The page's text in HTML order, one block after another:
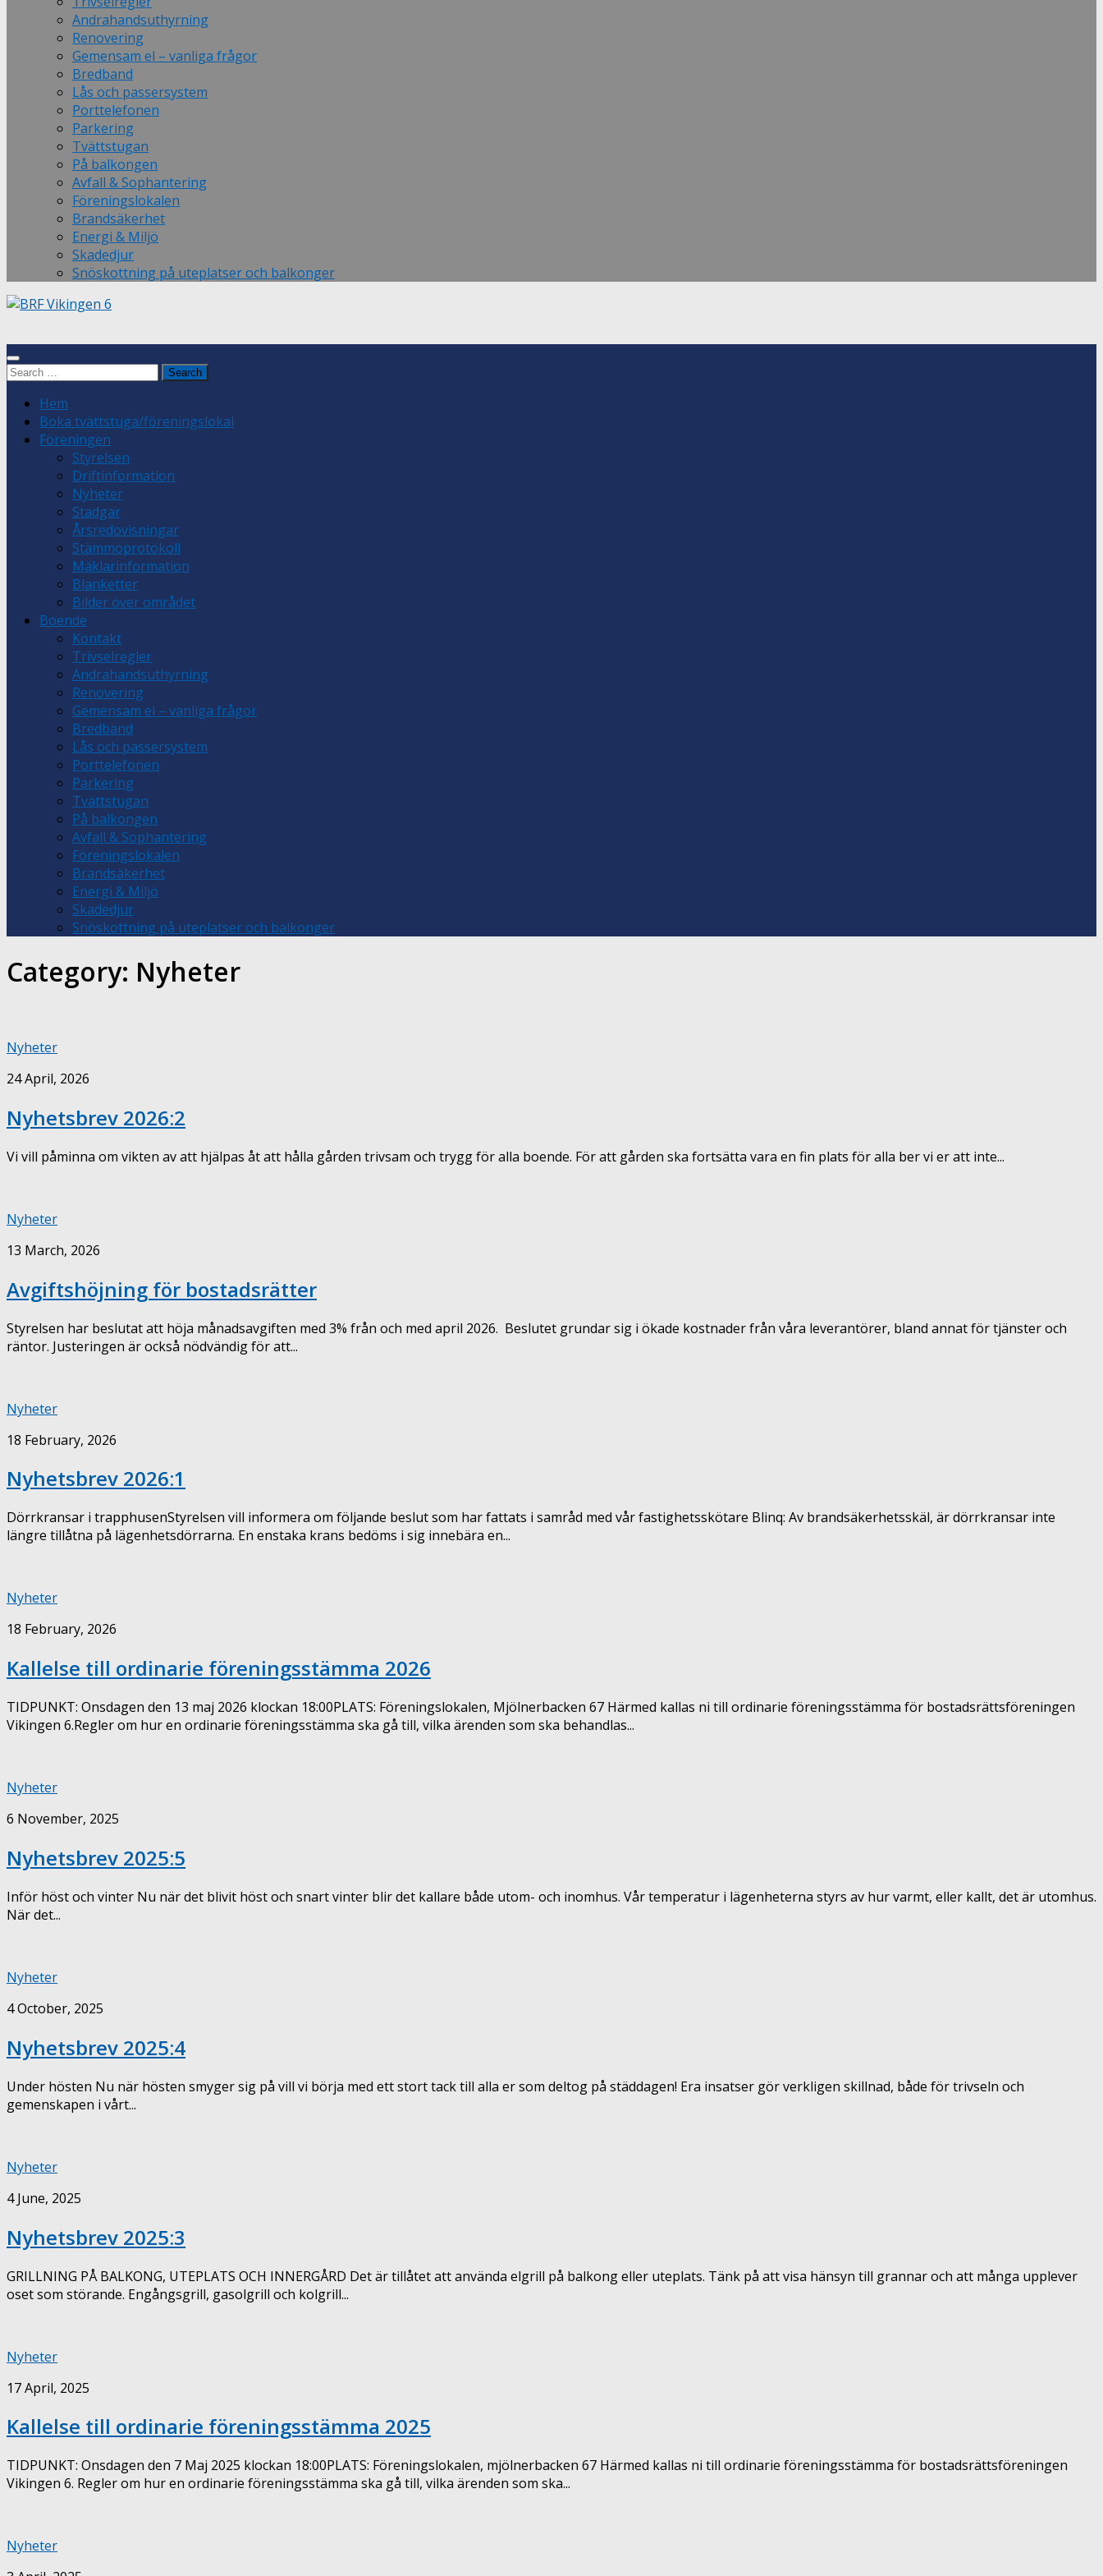
Andrahandsuthyrning
Renovering
Gemensam el – vanliga frågor
Bredband
Lås och passersystem
Porttelefonen
Parkering
Tvättstugan
På balkongen
Avfall & Sophantering
Föreningslokalen
Brandsäkerhet
Energi & Miljö
Skadedjur
Snöskottning på uteplatser och balkonger
Search
Hem
Boka tvättstuga/föreningslokal
Föreningen
Styrelsen
Driftinformation
Nyheter
Stadgar
Årsredovisningar
Stämmoprotokoll
Mäklarinformation
Blanketter
Bilder över området
Boende
Kontakt
Trivselregler
Andrahandsuthyrning
Renovering
Gemensam el – vanliga frågor
Bredband
Lås och passersystem
Porttelefonen
Parkering
Tvättstugan
På balkongen
Avfall & Sophantering
Föreningslokalen
Brandsäkerhet
Energi & Miljö
Skadedjur
Snöskottning på uteplatser och balkonger
Category: Nyheter
Nyheter
24 April, 2026
Nyhetsbrev 2026:2
Vi vill påminna om vikten av att hjälpas åt att hålla gården trivsam och trygg för alla boende. För att gården ska fortsätta vara en fin plats för alla ber vi er att inte...
Nyheter
13 March, 2026
Avgiftshöjning för bostadsrätter
Styrelsen har beslutat att höja månadsavgiften med 3% från och med april 2026. Beslutet grundar sig i ökade kostnader från våra leverantörer, bland annat för tjänster och
räntor. Justeringen är också nödvändig för att...
Nyheter
18 February, 2026
Nyhetsbrev 2026:1
Dörrkransar i trapphusenStyrelsen vill informera om följande beslut som har fattats i samråd med vår fastighetsskötare Blinq: Av brandsäkerhetsskäl, är dörrkransar inte
längre tillåtna på lägenhetsdörrarna. En enstaka krans bedöms i sig innebära en...
Nyheter
18 February, 2026
Kallelse till ordinarie föreningsstämma 2026
TIDPUNKT: Onsdagen den 13 maj 2026 klockan 18:00PLATS: Föreningslokalen, Mjölnerbacken 67 Härmed kallas ni till ordinarie föreningsstämma för bostadsrättsföreningen
Vikingen 6.Regler om hur en ordinarie föreningsstämma ska gå till, vilka ärenden som ska behandlas...
Nyheter
6 November, 2025
Nyhetsbrev 2025:5
Inför höst och vinter Nu när det blivit höst och snart vinter blir det kallare både utom- och inomhus. Vår temperatur i lägenheterna styrs av hur varmt, eller kallt, det är utomhus.
När det...
Nyheter
4 October, 2025
Nyhetsbrev 2025:4
Under hösten Nu när hösten smyger sig på vill vi börja med ett stort tack till alla er som deltog på städdagen! Era insatser gör verkligen skillnad, både för trivseln och
gemenskapen i vårt...
Nyheter
4 June, 2025
Nyhetsbrev 2025:3
GRILLNING PÅ BALKONG, UTEPLATS OCH INNERGÅRD Det är tillåtet att använda elgrill på balkong eller uteplats. Tänk på att visa hänsyn till grannar och att många upplever
oset som störande. Engångsgrill, gasolgrill och kolgrill...
Nyheter
17 April, 2025
Kallelse till ordinarie föreningsstämma 2025
TIDPUNKT: Onsdagen den 7 Maj 2025 klockan 18:00PLATS: Föreningslokalen, mjölnerbacken 67 Härmed kallas ni till ordinarie föreningsstämma för bostadsrättsföreningen
Vikingen 6. Regler om hur en ordinarie föreningsstämma ska gå till, vilka ärenden som ska...
Nyheter